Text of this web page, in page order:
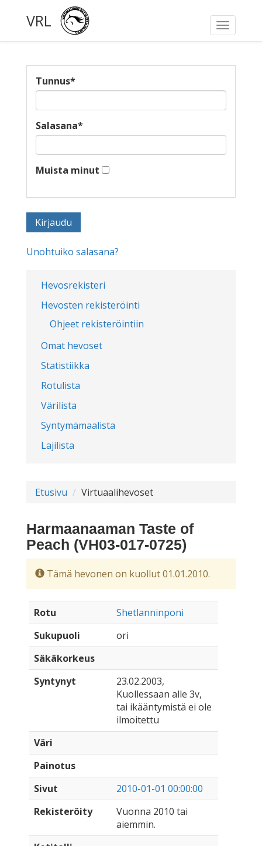
Toggle
VRL
Hevosrekisteri
Hevosten rekisteröinti
Ohjeet rekisteröintiin
Omat hevoset
Statistiikka
Rotulista
Värilista
Syntymämaalista
Lajilista
Tunnus*
Salasana*
Muista minut
Unohtuiko salasana?
Etusivu Virtuaalihevoset
Harmaanaaman Taste of
Peach (VH03-017-0725)
Tämä hevonen on kuollut 01.01.2010.
Rotu
Shetlanninponi
Sukupuoli
ori
Säkäkorkeus
Syntynyt
23.02.2003,
Kuollessaan alle 3v,
tai ikääntymistä ei ole
ilmoitettu
Väri
Painotus
Sivut
2010-01-01 00:00:00
Rekisteröity
Vuonna 2010 tai
aiemmin.